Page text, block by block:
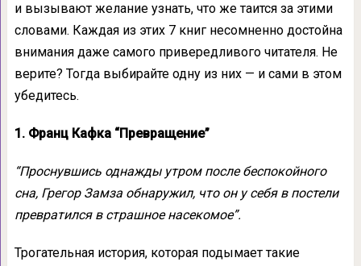
и вызывают желание узнать, что же таится за этими
словами. Каждая из этих 7 книг несомненно достойна
внимания даже самого привередливого читателя. Не
верите? Тогда выбирайте одну из них — и сами в этом
убедитесь.
1. Франц Кафка “Превращение”
“Проснувшись однажды утром после беспокойного
сна, Грегор Замза обнаружил, что он у себя в постели
превратился в страшное насекомое”.
Трогательная история, которая подымает такие